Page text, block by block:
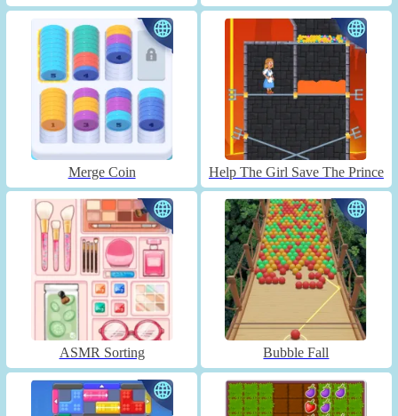
Merge Coin Help The Girl Save The Prince
ASMR Sorting Bubble Fall